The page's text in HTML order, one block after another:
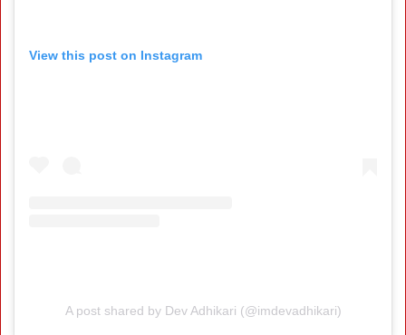
View this post on Instagram
A post shared by Dev Adhikari (@imdevadhikari)